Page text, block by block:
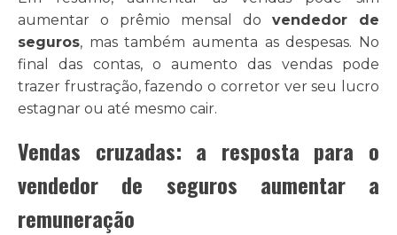
aumentar o prêmio mensal do vendedor de
seguros, mas também aumenta as despesas. No
final das contas, o aumento das vendas pode
trazer frustração, fazendo o corretor ver seu lucro
estagnar ou até mesmo cair.
Vendas cruzadas: a resposta para o
vendedor de seguros aumentar a
remuneração